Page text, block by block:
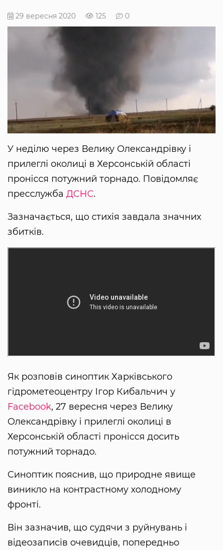
29 вересня 2020 125 0
У неділю через Велику Олександрівку і
прилеглі околиці в Херсонській області
пронісся потужний торнадо. Повідомляє
пресслужба ДСНС.
Зазначається, що стихія завдала значних
збитків.
Як розповів синоптик Харківського
гідрометеоцентру Ігор Кибальчич у
Facebook, 27 вересня через Велику
Олександрівку і прилеглі околиці в
Херсонській області пронісся досить
потужний торнадо.
Синоптик пояснив, що природне явище
виникло на контрастному холодному
фронті.
Він зазначив, що судячи з руйнувань і
відеозаписів очевидців, попередньо